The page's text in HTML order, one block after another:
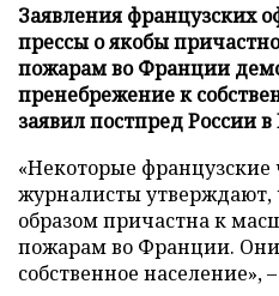
Заявления французских
прессы о якобы
пожарам во Франции
пренебрежение к
заявил постпред России
«Некоторые
журналисты утверждают,
образом причастна к
пожарам во Франции.
собственное население»,